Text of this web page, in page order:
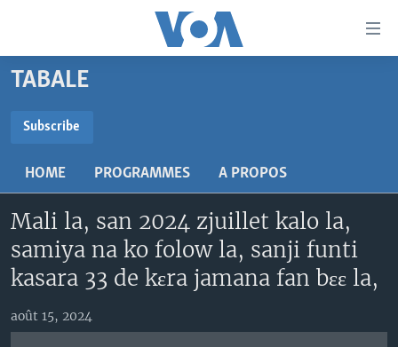
Menu
principal
navigation
principale
Retour
recherche
MALI KURA
RADIO
AN BA FO!
FARAFINA FOLI
Learning English
SUIVEZ-NOUS
TABALE
Subscribe
HOME PROGRAMMES A PROPOS
Mali la, san 2024 zjuillet kalo la,
samiya na ko folow la, sanji funti
kasara 33 de kɛra jamana fan bɛɛ la,
août 15, 2024